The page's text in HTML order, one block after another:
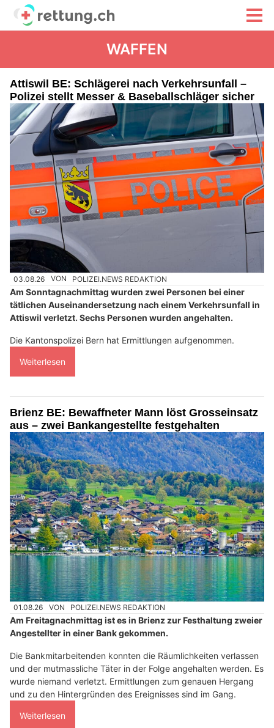
WAFFEN
Attiswil BE: Schlägerei nach Verkehrsunfall –
Polizei stellt Messer & Baseballschläger sicher
03.08.26 VON POLIZEI.NEWS REDAKTION
Am Sonntagnachmittag wurden zwei Personen bei einer
tätlichen Auseinandersetzung nach einem Verkehrsunfall in
Attiswil verletzt. Sechs Personen wurden angehalten.
Die Kantonspolizei Bern hat Ermittlungen aufgenommen.
Weiterlesen
Brienz BE: Bewaffneter Mann löst Grosseinsatz
aus – zwei Bankangestellte festgehalten
01.08.26 VON POLIZEI.NEWS REDAKTION
Am Freitagnachmittag ist es in Brienz zur Festhaltung zweier
Angestellter in einer Bank gekommen.
Die Bankmitarbeitenden konnten die Räumlichkeiten verlassen
und der mutmassliche Täter in der Folge angehalten werden. Es
wurde niemand verletzt. Ermittlungen zum genauen Hergang
und zu den Hintergründen des Ereignisses sind im Gang.
Weiterlesen